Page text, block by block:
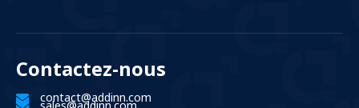
Contactez-nous
contact@addinn.com